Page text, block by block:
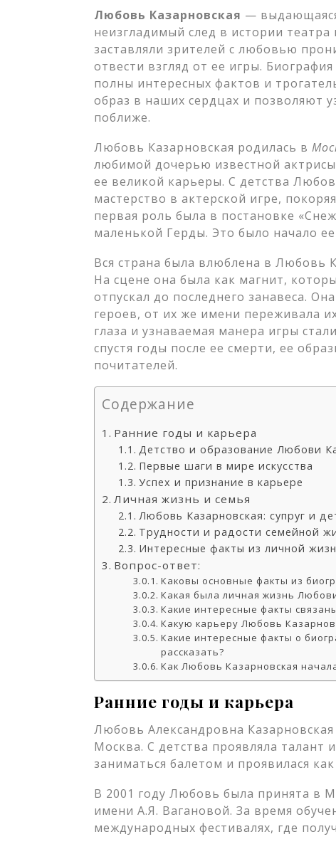
Любовь Казарновская — выдающаяся
неизгладимый след в истории
заставляли зрителей с любовью
отвести взгляд от ее игры.
полны интересных фактов и
образ в наших сердцах и позволяют
поближе.
Любовь Казарновская родилась в
любимой дочерью известной
ее великой карьеры. С детства
мастерство в актерской игре,
первая роль была в постановке
маленькой Герды. Это было начало
Вся страна была влюблена в Любовь
На сцене она была как магнит,
отпускал до последнего занавеса.
героев, от их же имени переживала
глаза и узнаваемая манера игры
спустя годы после ее смерти, ее
почитателей.
Содержание
Ранние годы и карьера
Детство и образование Любови
Первые шаги в мире искусства
Успех и признание в карьере
Личная жизнь и семья
Любовь Казарновская: супруг и
Трудности и радости семейной
Интересные факты из личной
Вопрос-ответ:
Каковы основные факты из
Какая была личная жизнь
Какие интересные факты
Какую карьеру Любовь
Какие интересные факты о
рассказать?
Как Любовь Казарновская
Ранние годы и карьера
Любовь Александровна
Москва. С детства проявляла талант
заниматься балетом и проявилася
В 2001 году Любовь была принята в
имени А.Я. Вагановой. За время
международных фестивалях, где